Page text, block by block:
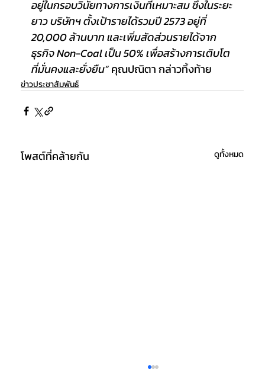
อยู่ในกรอบวินัยทางการเงินที่เหมาะสม ซึ่งในระยะ
ยาว บริษัทฯ ตั้งเป้ารายได้รวมปี 2573 อยู่ที่
20,000 ล้านบาท และเพิ่มสัดส่วนรายได้จาก
ธุรกิจ Non-Coal เป็น 50% เพื่อสร้างการเติบโต
ที่มั่นคงและยั่งยืน” คุณปณิตา กล่าวทิ้งท้าย
ข่าวประชาสัมพันธ์
โพสต์ที่คล้ายกัน ดูทั้งหมด